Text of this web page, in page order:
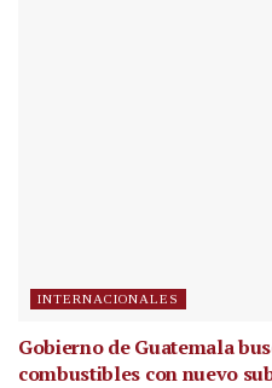
INTERNACIONALES
Gobierno de Guatemala
combustibles con nuevo